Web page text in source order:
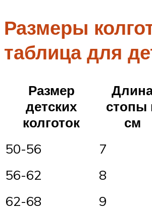
Размеры
таблица для
Размер
детских
колготок
стопы
см
50-56 7
56-62
8
62-68
9